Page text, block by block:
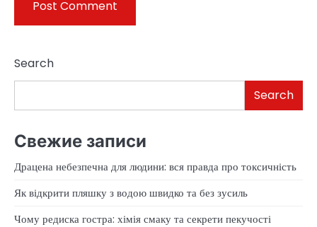
Search
Search
Свежие записи
Драцена небезпечна для людини: вся правда про токсичність
Як відкрити пляшку з водою швидко та без зусиль
Чому редиска гостра: хімія смаку та секрети пекучості